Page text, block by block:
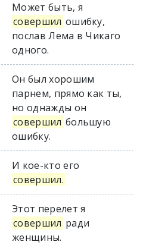
Может быть, я
совершил ошибку,
послав Лема в Чикаго
одного.
Он был хорошим
парнем, прямо как ты,
но однажды он
совершил большую
ошибку.
И кое-кто его
совершил.
Этот перелет я
совершил ради
женщины.